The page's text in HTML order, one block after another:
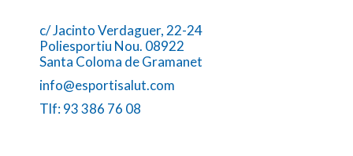
c/ Jacinto Verdaguer, 22-24
Poliesportiu Nou. 08922
Santa Coloma de Gramanet
info@esportisalut.com
Tlf: 93 386 76 08